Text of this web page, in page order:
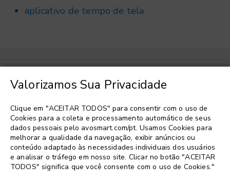
aplicativo de tempo de tela
Escolher idioma ▼
Valorizamos Sua Privacidade
Clique em "ACEITAR TODOS" para consentir com o uso de
Cookies para a coleta e processamento automático de seus
dados pessoais pelo avosmart.com/pt. Usamos Cookies para
melhorar a qualidade da navegação, exibir anúncios ou
conteúdo adaptado às necessidades individuais dos usuários
e analisar o tráfego em nosso site. Clicar no botão "ACEITAR
TODOS" significa que você consente com o uso de Cookies."